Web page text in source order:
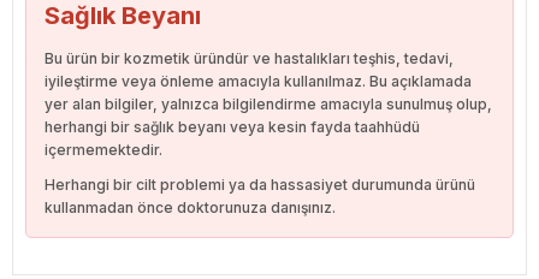
Sağlık Beyanı
Bu ürün bir kozmetik üründür ve hastalıkları teşhis, tedavi,
iyileştirme veya önleme amacıyla kullanılmaz. Bu açıklamada
yer alan bilgiler, yalnızca bilgilendirme amacıyla sunulmuş olup,
herhangi bir sağlık beyanı veya kesin fayda taahhüdü
içermemektedir.
Herhangi bir cilt problemi ya da hassasiyet durumunda ürünü
kullanmadan önce doktorunuza danışınız.